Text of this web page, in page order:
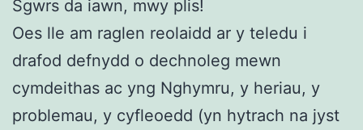
Sgwrs da iawn, mwy plis!
Oes lle am raglen reolaidd ar y teledu i
drafod defnydd o dechnoleg mewn
cymdeithas ac yng Nghymru, y heriau, y
problemau, y cyfleoedd (yn hytrach na jyst